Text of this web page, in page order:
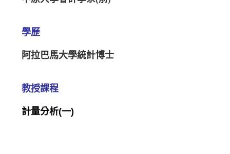
學歷
阿拉巴馬大學統計博士
教授課程
計量分析(一)